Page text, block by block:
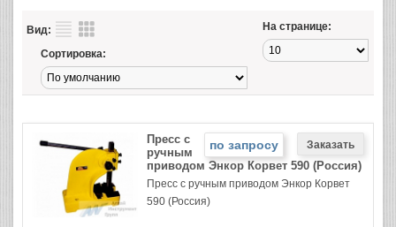
Вид: На странице:
Сортировка:
по запросу
Пресс с
ручным
приводом Энкор Корвет 590 (Россия)
Пресс с ручным приводом Энкор Корвет
590 (Россия)